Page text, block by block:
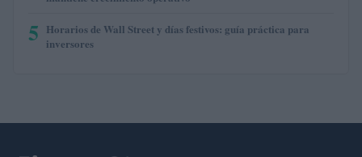
5 Horarios de Wall Street y días festivos: guía práctica para
inversores